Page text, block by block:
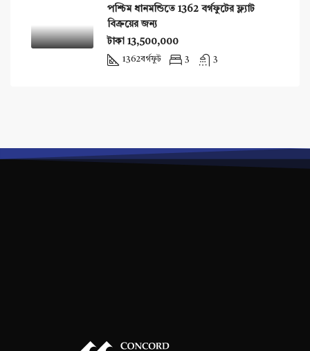
পশ্চিম ধানমন্ডিতে 1362 বর্গফুটের ফ্ল্যাট
বিক্রয়ের জন্য
টাকা 13,500,000
1362বর্গফুট 3 3